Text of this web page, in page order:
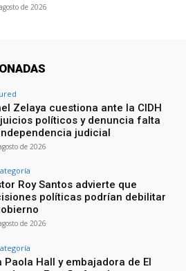
de 2026
Zelaya cuestiona ante la CIDH
políticos y denuncia falta
judicial
de 2026
Roy Santos advierte que
políticas podrían debilitar
de 2026
Paola Hall y embajadora de El